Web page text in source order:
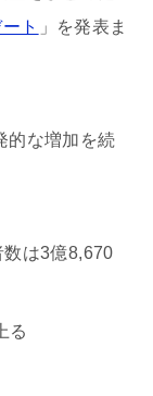
ト
」を発表ま
的な増加を続
は3億8,670
る